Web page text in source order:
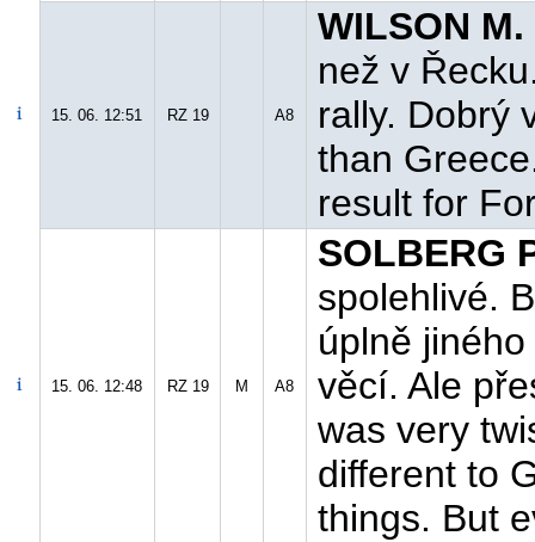
15. 06. 12:51 RZ 19 A8
WILSON
než v
rally. Dobrý
than
result for
15. 06. 12:48 RZ 19 M A8
SOLBERG
spolehlivé.
úplně
věcí. Ale
was very
different to
things. But